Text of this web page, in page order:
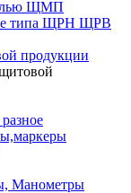
ЩМП
типа ЩРН ЩРВ
продукции
Манометры